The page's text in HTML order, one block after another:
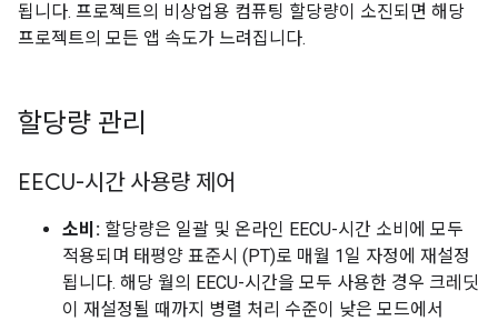
됩니다. 프로젝트의 비상업용 컴퓨팅 할당량이 소진되면 해당
프로젝트의 모든 앱 속도가 느려집니다.
할당량 관리
EECU-시간 사용량 제어
소비: 할당량은 일괄 및 온라인 EECU-시간 소비에 모두
적용되며 태평양 표준시 (PT)로 매월 1일 자정에 재설정
됩니다. 해당 월의 EECU-시간을 모두 사용한 경우 크레딧
이 재설정될 때까지 병렬 처리 수준이 낮은 모드에서